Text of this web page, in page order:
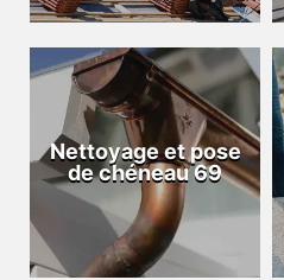
Nettoyage et pose
de chéneau 69